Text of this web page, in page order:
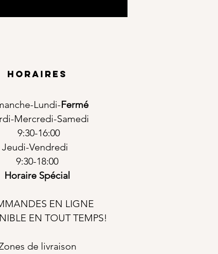
horaires
Lundi-Fermé
Mercredi-Samedi
9:30-16:00
Jeudi-Vendredi
9:30-18:00
Horaire Spécial
EN LIGNE
EN TOUT TEMPS!
de livraison